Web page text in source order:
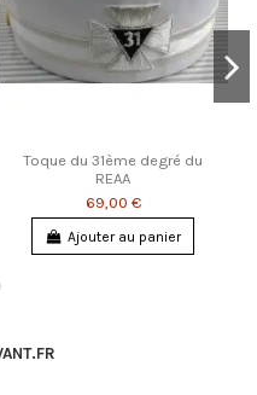
Toque du 31ème degré du
REAA
69,00 €
Ajouter au panier